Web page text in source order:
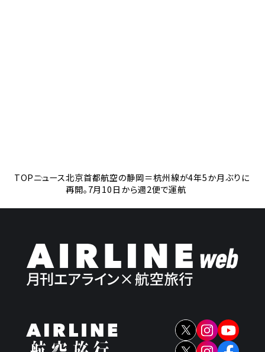
TOPニュース北京首都航空の静岡＝杭州線が4年5か月ぶりに
再開。7月10日から週2便で運航